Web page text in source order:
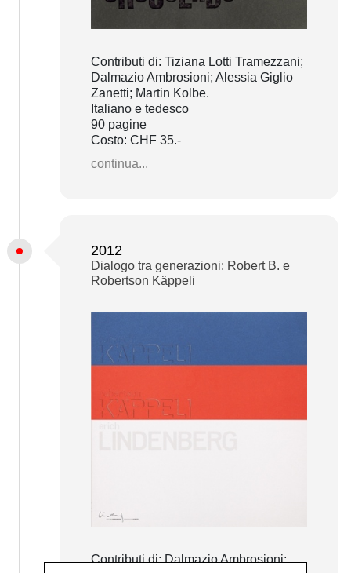
Contributi di: Tiziana Lotti Tramezzani;
Dalmazio Ambrosioni; Alessia Giglio
Zanetti; Martin Kolbe.
Italiano e tedesco
90 pagine
Costo: CHF 35.-
continua...
2012
Dialogo tra generazioni: Robert B. e
Robertson Käppeli
Contributi di: Dalmazio Ambrosioni;